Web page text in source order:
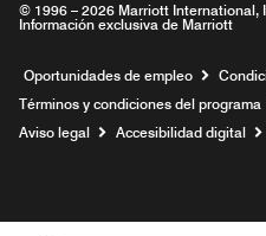
© 1996 – 2026 Marriott International,
Información exclusiva de Marriott
Oportunidades de empleo Abre
Términos y condiciones del programa
Aviso legal
Accesibilidad digital